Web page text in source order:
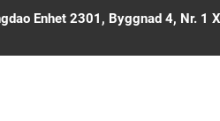
Enhet 2301, Byggnad 4, Nr. 1